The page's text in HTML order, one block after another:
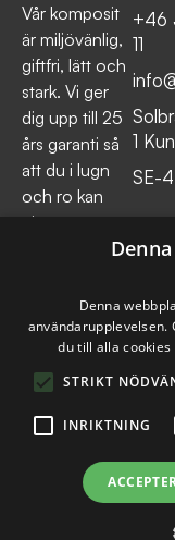
Vår komposit
är miljövänlig,
giftfri, lätt och
stark. Vi ger
dig upp till 25
års garanti så
att du i lugn
och ro kan
njuta av
många långa
med familjen.
+46
11
1
SE-
All rights reserved
Denna
användarupplevelsen.
du till alla
STRIKT
INRIKTNING